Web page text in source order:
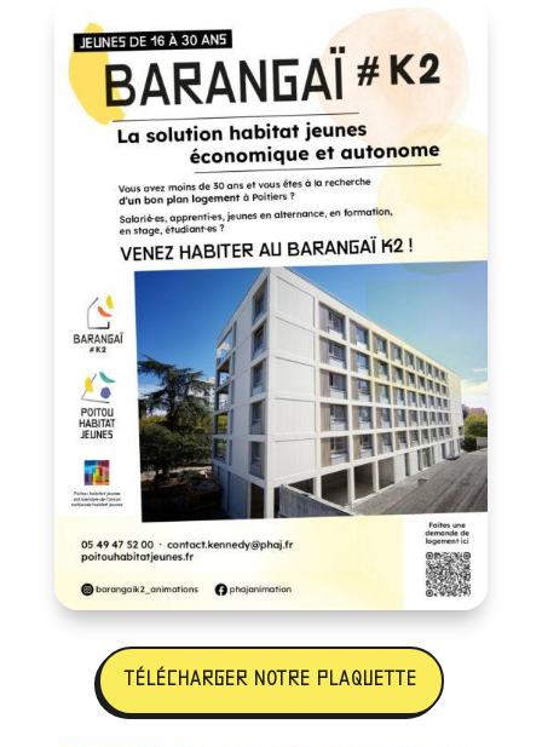
TÉLÉCHARGER NOTRE PLAQUETTE